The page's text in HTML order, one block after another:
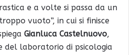
e a volte si passa da un
vuoto”, in cui si finisce
Gianluca Castelnuovo,
del laboratorio di psicologia